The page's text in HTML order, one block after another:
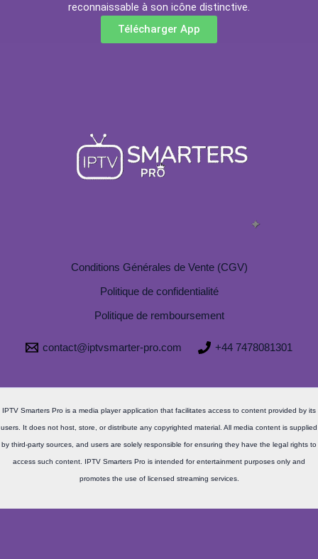
reconnaissable à son icône distinctive.
Télécharger App
Conditions Générales de Vente (CGV)
Politique de confidentialité
Politique de remboursement
contact@iptvsmarter-pro.com +44 7478081301
IPTV Smarters Pro is a media player application that facilitates access to content provided by its
users. It does not host, store, or distribute any copyrighted material. All media content is supplied
by third-party sources, and users are solely responsible for ensuring they have the legal rights to
access such content. IPTV Smarters Pro is intended for entertainment purposes only and
promotes the use of licensed streaming services.